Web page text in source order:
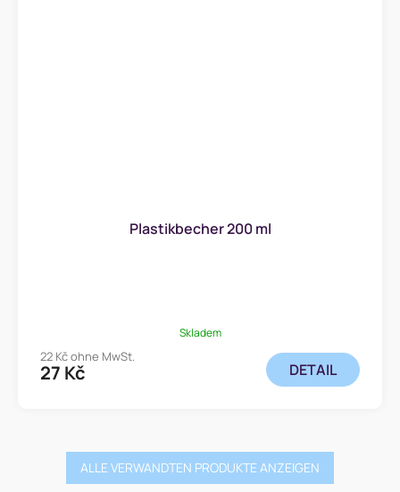
Plastikbecher 200 ml
Skladem
22 Kč ohne MwSt.
27 Kč DETAIL
ALLE VERWANDTEN PRODUKTE ANZEIGEN